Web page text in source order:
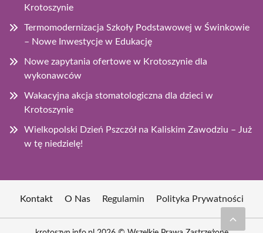
Krotoszynie
Termomodernizacja Szkoły Podstawowej w Świnkowie
– Nowe Inwestycje w Edukację
Nowe zapytania ofertowe w Krotoszynie dla
wykonawców
Wakacyjna akcja stomatologiczna dla dzieci w
Krotoszynie
Wielkopolski Dzień Pszczół na Kaliskim Zawodziu – Już
w tę niedzielę!
Kontakt O Nas Regulamin Polityka Prywatności